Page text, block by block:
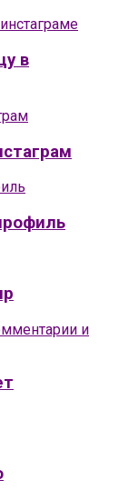
в